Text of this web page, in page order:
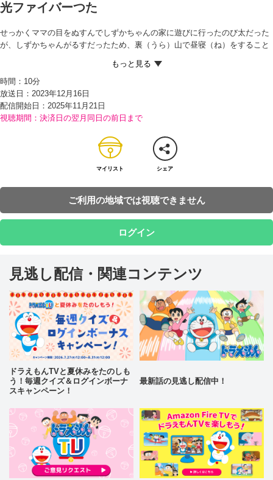
光ファイバーつた
せっかくママの目をぬすんでしずかちゃんの家に遊びに行ったのび太だった
が、しずかちゃんがるすだったため、裏（うら）山で昼寝（ね）をすること
そこでマンガを立ち読みしようと本屋に行くが、今日はお休み。しかたな
く、ジャイアンたちと遊ぼうと空き地に向かったところ、きげんの悪いジャ
イアンにズタボロにされてしまう…。
きちょうな時間をむだにしてしまったと落ちこむのび太から、出かける前に
ーつた』を取り出す。12あるというチャンネルのうち、ためしに1チャンネ
ルのシールを部屋のふすまにはったところ、1本のつたがどんどんのびて、
天井をぬけてカベの中をつたい、シールの場所にレンズらしきものになって
そして、ドラえもんがスイッチをおしたところ、レンズの前にいる自分たち
がモニターに映（うつ）し出される。ようするに、チャンネルシールで指定
した場所までつたがのび、その場所の様子がモニターに映るのだ。
のび太はさっそくチャンネルシールを手に、よく行く場所へと向かうが…!?
時間： 10分
放送日：2023年12月16日
配信開始日： 2025年11月21日
視聴期間：決済日の翌月同日の前日まで
マイリスト シェア
ご利用の地域では視聴できません
ログイン
見逃し配信・関連コンテンツ
ドラえもんTVと夏休みをたのしも
う！毎週クイズ＆ログインボーナ
スキャンペーン！
最新話の見逃し配信中！